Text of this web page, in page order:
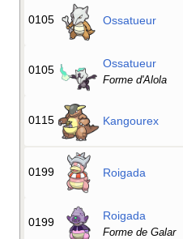
0105 Ossatueur
0105 Ossatueur
Forme d'Alola
0115 Kangourex
0199 Roigada
0199 Roigada
Forme de Galar